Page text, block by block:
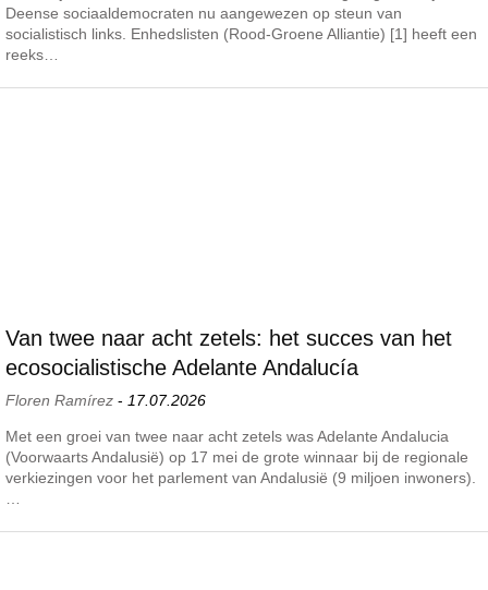
Deense sociaaldemocraten nu aangewezen op steun van
socialistisch links. Enhedslisten (Rood-Groene Alliantie) [1] heeft een
reeks…
Van twee naar acht zetels: het succes van het
ecosocialistische Adelante Andalucía
Floren Ramírez - 17.07.2026
Met een groei van twee naar acht zetels was Adelante Andalucia
(Voorwaarts Andalusië) op 17 mei de grote winnaar bij de regionale
verkiezingen voor het parlement van Andalusië (9 miljoen inwoners).